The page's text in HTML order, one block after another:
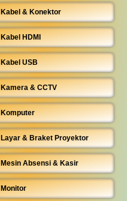
Kabel & Konektor
Kabel HDMI
Kabel USB
Kamera & CCTV
Komputer
Layar & Braket Proyektor
Mesin Absensi & Kasir
Monitor